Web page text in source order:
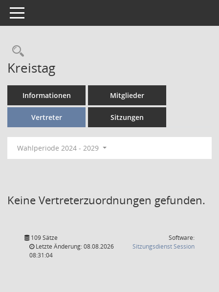
Toggle navigation
Kreistag
Informationen Mitglieder
Vertreter Sitzungen
Wahlperiode 2024 - 2029
Keine Vertreterzuordnungen gefunden.
109 Sätze
Letzte Änderung: 08.08.2026
08:31:04
Software:
SitzungsdienstSession(Wird in